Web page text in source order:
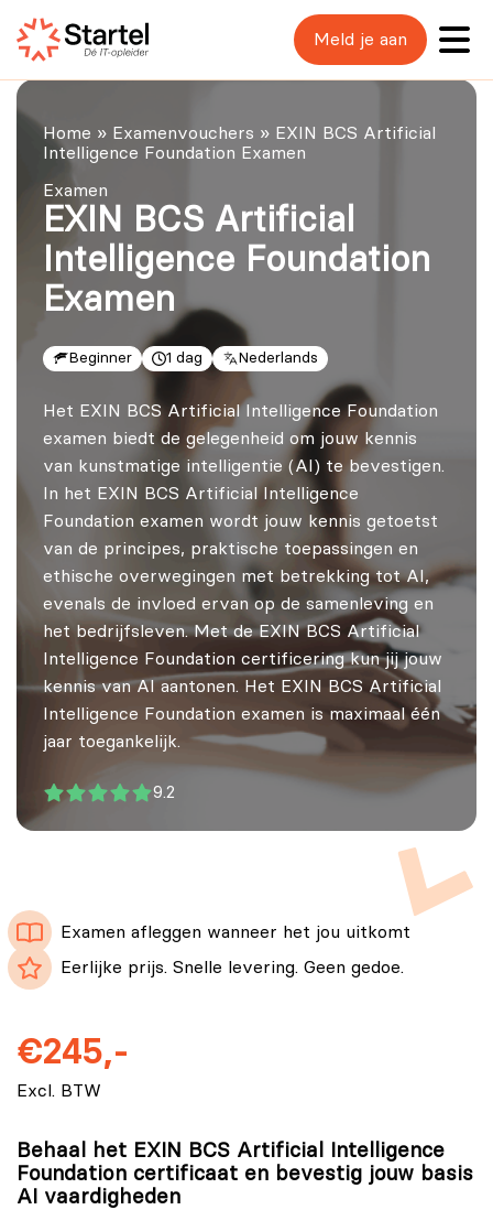
Meld je aan
Home » Examenvouchers » EXIN BCS Artificial
Intelligence Foundation Examen
Examen
EXIN BCS Artificial
Intelligence Foundation
Examen
Beginner 1 dag Nederlands
Het EXIN BCS Artificial Intelligence Foundation
examen biedt de gelegenheid om jouw kennis
van kunstmatige intelligentie (AI) te bevestigen.
In het EXIN BCS Artificial Intelligence
Foundation examen wordt jouw kennis getoetst
van de principes, praktische toepassingen en
ethische overwegingen met betrekking tot AI,
evenals de invloed ervan op de samenleving en
het bedrijfsleven. Met de EXIN BCS Artificial
Intelligence Foundation certificering kun jij jouw
kennis van AI aantonen. Het EXIN BCS Artificial
Intelligence Foundation examen is maximaal één
jaar toegankelijk.
9.2
Examen afleggen wanneer het jou uitkomt
Eerlijke prijs. Snelle levering. Geen gedoe.
€245,-
Excl. BTW
Behaal het EXIN BCS Artificial Intelligence
Foundation certificaat en bevestig jouw basis
AI vaardigheden